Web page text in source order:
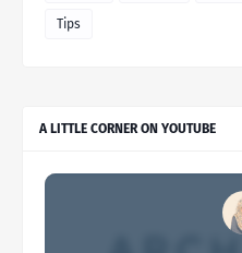
Tips
A LITTLE CORNER ON YOUTUBE